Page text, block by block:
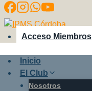
Saltar
al
contenido
Acceso Miembros
Inicio
El Club
Nosotros